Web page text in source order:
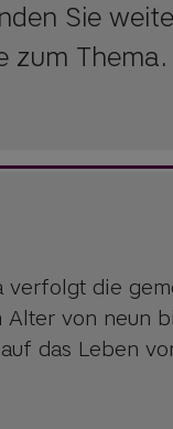
Sie
zum Thema.
verfolgt die
von neun
das Leben